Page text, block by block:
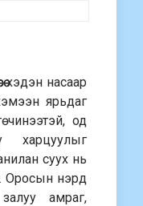
хэдэн насаар
ярьдаг
чинээтэй, од
харцуулыг
суух нь
Оросын нэрд
амраг,